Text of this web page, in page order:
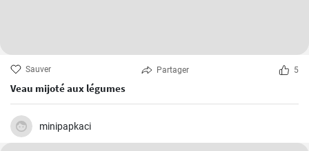
Sauver Partager 5
Veau mijoté aux légumes
minipapkaci